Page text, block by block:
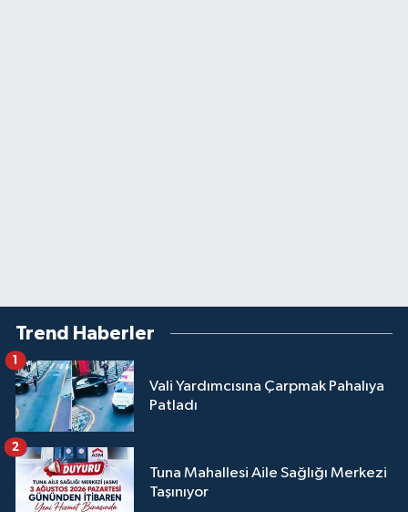
Trend Haberler
Vali Yardımcısına Çarpmak Pahalıya
Patladı
1
Tuna Mahallesi Aile Sağlığı Merkezi
Taşınıyor
2